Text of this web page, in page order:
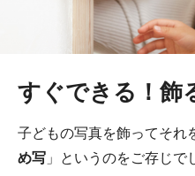
すぐできる！飾
子どもの写真を飾ってそれ
め写 」というのをご存じで